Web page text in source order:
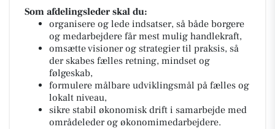
Som afdelingsleder skal du:
organisere og lede indsatser, så både borgere
og medarbejdere får mest mulig handlekraft,
omsætte visioner og strategier til praksis, så
der skabes fælles retning, mindset og
følgeskab,
formulere målbare udviklingsmål på fælles og
lokalt niveau,
sikre stabil økonomisk drift i samarbejde med
områdeleder og økonomimedarbejdere.